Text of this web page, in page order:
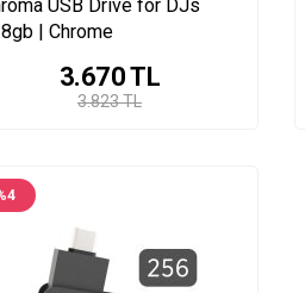
USB Drive for DJs
| Chrome
3.823 TL
3.670TL
4